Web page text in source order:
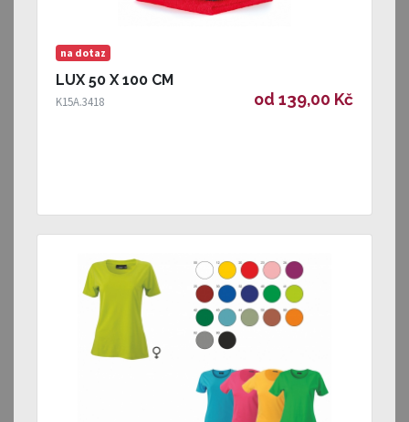
na dotaz
LUX 50 X 100 CM
K15A.3418 od 139,00 Kč